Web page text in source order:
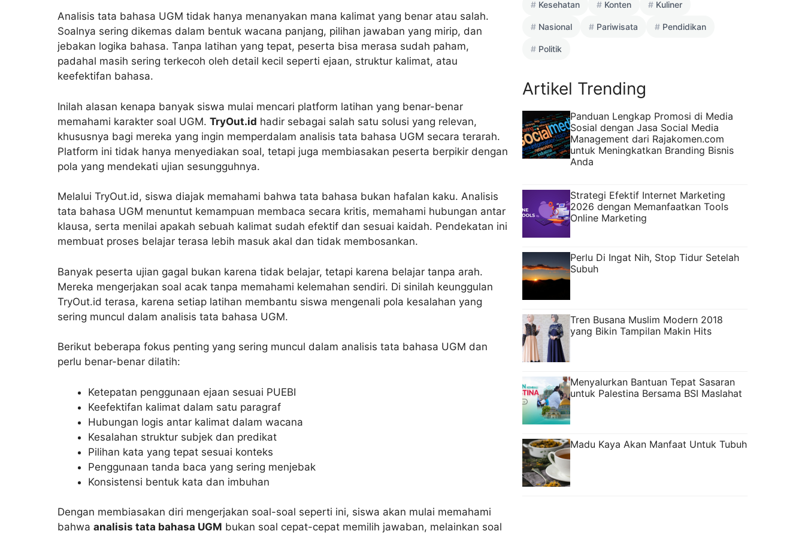
Analisis tata bahasa UGM tidak hanya menanyakan mana kalimat yang benar atau salah.
Soalnya sering dikemas dalam bentuk wacana panjang, pilihan jawaban yang mirip, dan
jebakan logika bahasa. Tanpa latihan yang tepat, peserta bisa merasa sudah paham,
padahal masih sering terkecoh oleh detail kecil seperti ejaan, struktur kalimat, atau
keefektifan bahasa.
Inilah alasan kenapa banyak siswa mulai mencari platform latihan yang benar-benar
memahami karakter soal UGM. TryOut.id hadir sebagai salah satu solusi yang relevan,
khususnya bagi mereka yang ingin memperdalam analisis tata bahasa UGM secara terarah.
Platform ini tidak hanya menyediakan soal, tetapi juga membiasakan peserta berpikir dengan
pola yang mendekati ujian sesungguhnya.
Melalui TryOut.id, siswa diajak memahami bahwa tata bahasa bukan hafalan kaku. Analisis
tata bahasa UGM menuntut kemampuan membaca secara kritis, memahami hubungan antar
klausa, serta menilai apakah sebuah kalimat sudah efektif dan sesuai kaidah. Pendekatan ini
membuat proses belajar terasa lebih masuk akal dan tidak membosankan.
Banyak peserta ujian gagal bukan karena tidak belajar, tetapi karena belajar tanpa arah.
Mereka mengerjakan soal acak tanpa memahami kelemahan sendiri. Di sinilah keunggulan
TryOut.id terasa, karena setiap latihan membantu siswa mengenali pola kesalahan yang
sering muncul dalam analisis tata bahasa UGM.
Berikut beberapa fokus penting yang sering muncul dalam analisis tata bahasa UGM dan
perlu benar-benar dilatih:
Ketepatan penggunaan ejaan sesuai PUEBI
Keefektifan kalimat dalam satu paragraf
Hubungan logis antar kalimat dalam wacana
Kesalahan struktur subjek dan predikat
Pilihan kata yang tepat sesuai konteks
Penggunaan tanda baca yang sering menjebak
Konsistensi bentuk kata dan imbuhan
Dengan membiasakan diri mengerjakan soal-soal seperti ini, siswa akan mulai memahami
bahwa analisis tata bahasa UGM bukan soal cepat-cepat memilih jawaban, melainkan soal
Kesehatan Konten Kuliner
Nasional Pariwisata Pendidikan
Politik
Artikel Trending
Panduan Lengkap Promosi di Media
Sosial dengan Jasa Social Media
Management dari Rajakomen.com
untuk Meningkatkan Branding Bisnis
Anda
Strategi Efektif Internet Marketing
2026 dengan Memanfaatkan Tools
Online Marketing
Perlu Di Ingat Nih, Stop Tidur Setelah
Subuh
Tren Busana Muslim Modern 2018
yang Bikin Tampilan Makin Hits
Menyalurkan Bantuan Tepat Sasaran
untuk Palestina Bersama BSI Maslahat
Madu Kaya Akan Manfaat Untuk Tubuh